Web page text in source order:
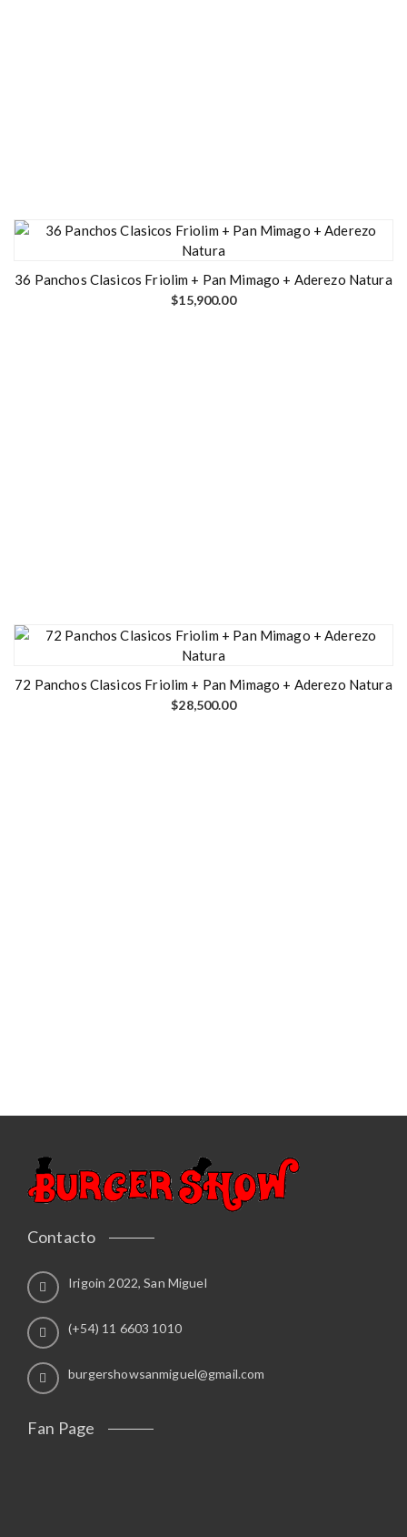
36 Panchos Clasicos Friolim + Pan Mimago + Aderezo Natura
$15,900.00
72 Panchos Clasicos Friolim + Pan Mimago + Aderezo Natura
$28,500.00
Contacto
Irigoin 2022, San Miguel
(+54) 11 6603 1010
burgershowsanmiguel@gmail.com
Fan Page